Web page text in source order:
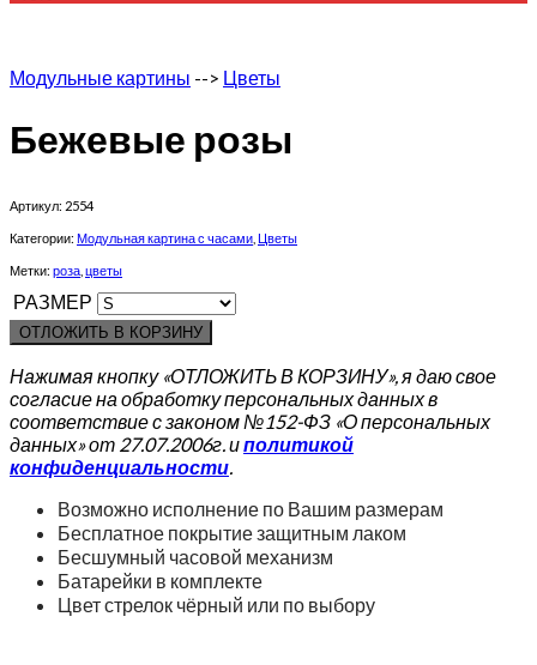
Модульные картины --> Цветы
Бежевые розы
Артикул: 2554
Категории: Модульная картина с часами Цветы
Метки: роза цветы
РАЗМЕР
ОТЛОЖИТЬ В КОРЗИНУ
Нажимая кнопку «ОТЛОЖИТЬ В КОРЗИНУ», я даю свое
согласие на обработку персональных данных в
соответствие с законом №152-ФЗ «О персональных
данных» от 27.07.2006г. иполитикой
конфиденциальности.
Возможно исполнение по Вашим размерам
Бесплатное покрытие защитным лаком
Бесшумный часовой механизм
Батарейки в комплекте
Цвет стрелок чёрный или по выбору